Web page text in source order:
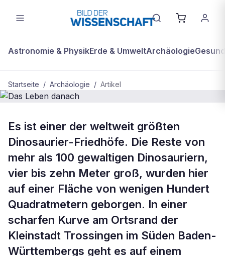
Astronomie & PhysikErde & UmweltArchäologie
Startseite / Archäologie / Artikel
BDW PlusARCHÄOLOGIE
Das Leben danach
Es ist einer der weltweit größten
Dinosaurier-Friedhöfe. Die Reste von
mehr als 100 gewaltigen Dinosauriern,
vier bis zehn Meter groß, wurden hier
auf einer Fläche von wenigen Hundert
Quadratmetern geborgen. In einer
scharfen Kurve am Ortsrand der
Kleinstadt Trossingen im Süden Baden-
Württembergs geht es auf einem